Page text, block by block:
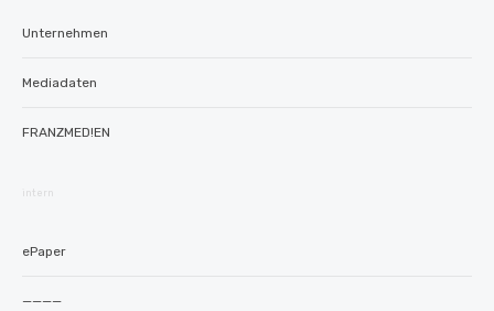
Unternehmen
Mediadaten
FRANZMED!EN
intern
ePaper
————